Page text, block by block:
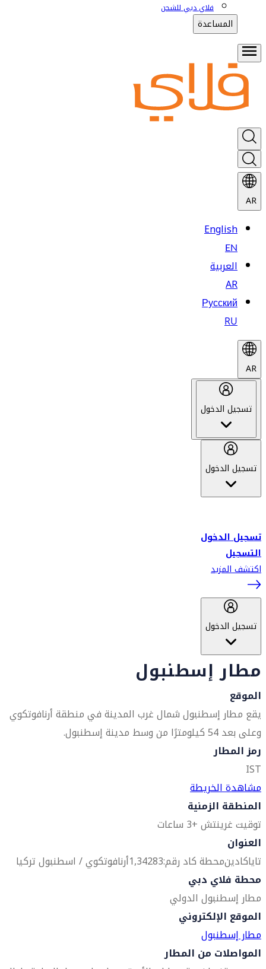
فلاي دبي للشحن
المساعدة
AR
English
EN
العربية
AR
Русский
RU
AR
تسجيل الدخول
تسجيل الدخول
تسجيل الدخول
التسجيل
اكتشف المزيد
تسجيل الدخول
مطار إسطنبول
الموقع
يقع مطار إسطنبول شمال غرب المدينة في منطقة أرنافوتكوي
وعلى بعد 54 كيلومترًا من وسط مدينة إسطنبول.
رمز المطار
IST
مشاهدة الخريطة
المنطقة الزمنية
توقيت غرينتش +3 ساعات
العنوان
تاياكادينمحطة كاد رقم:1,34283 أرنافوتكوي / اسطنبولتركيا
محطة فلاي دبي
مطار إسطنبول الدولي
الموقع الإلكتروني
مطار إسطنبول
المواصلات من المطار